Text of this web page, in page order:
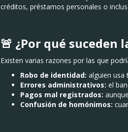
créditos, préstamos personales o
🚨 ¿Por qué suceden
Existen varias razones por las que
Robo de identidad: alguien usa
Errores administrativos: el
Pagos mal registrados:
Confusión de homónimos: